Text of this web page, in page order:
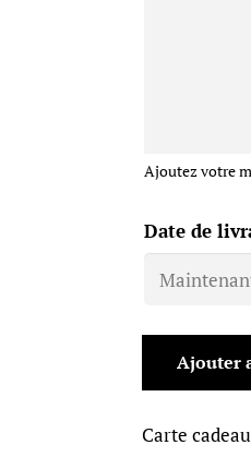
Ajoutez votre
Date de
quantité
Carte
Ajouter
Carte